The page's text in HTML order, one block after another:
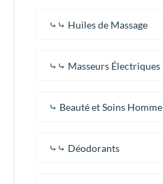
⤷⤷ Huiles de Massage
⤷⤷ Masseurs Électriques
⤷ Beauté et Soins Homme
⤷⤷ Déodorants